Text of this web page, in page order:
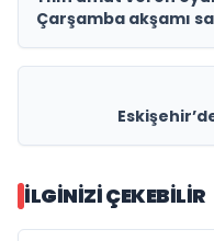
Çarşamba akşamı
İLGINIZI ÇEKEBILIR